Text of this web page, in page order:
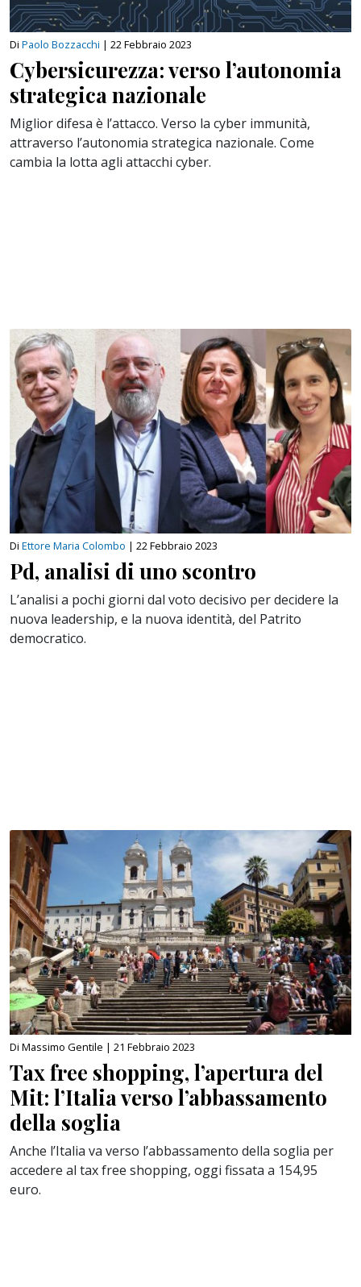
Di Paolo Bozzacchi | 22 Febbraio 2023
Cybersicurezza: verso l’autonomia
strategica nazionale
Miglior difesa è l’attacco. Verso la cyber immunità,
attraverso l’autonomia strategica nazionale. Come
cambia la lotta agli attacchi cyber.
Di Ettore Maria Colombo | 22 Febbraio 2023
Pd, analisi di uno scontro
L’analisi a pochi giorni dal voto decisivo per decidere la
nuova leadership, e la nuova identità, del Patrito
democratico.
Di Massimo Gentile | 21 Febbraio 2023
Tax free shopping, l’apertura del
Mit: l’Italia verso l’abbassamento
della soglia
Anche l’Italia va verso l’abbassamento della soglia per
accedere al tax free shopping, oggi fissata a 154,95
euro.